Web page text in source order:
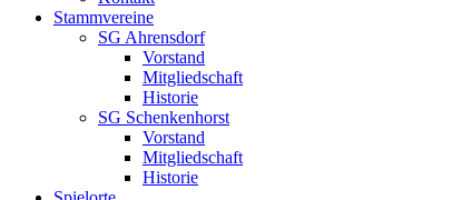
Stammvereine
SG Ahrensdorf
Vorstand
Mitgliedschaft
Historie
SG Schenkenhorst
Vorstand
Mitgliedschaft
Historie